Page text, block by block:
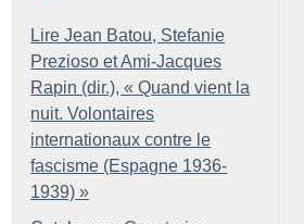
Lire Jean Batou, Stefanie
Prezioso et Ami-Jacques
Rapin (dir.), « Quand vient la
nuit. Volontaires
internationaux contre le
fascisme (Espagne 1936-
1939) »